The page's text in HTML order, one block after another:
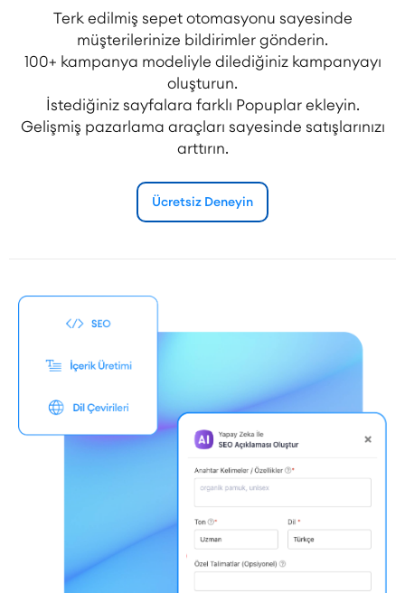
Terk edilmiş sepet otomasyonu sayesinde
müşterilerinize bildirimler gönderin.
100+ kampanya modeliyle dilediğiniz kampanyayı
oluşturun.
İstediğiniz sayfalara farklı Popuplar ekleyin.
Gelişmiş pazarlama araçları sayesinde satışlarınızı
arttırın.
Ücretsiz Deneyin